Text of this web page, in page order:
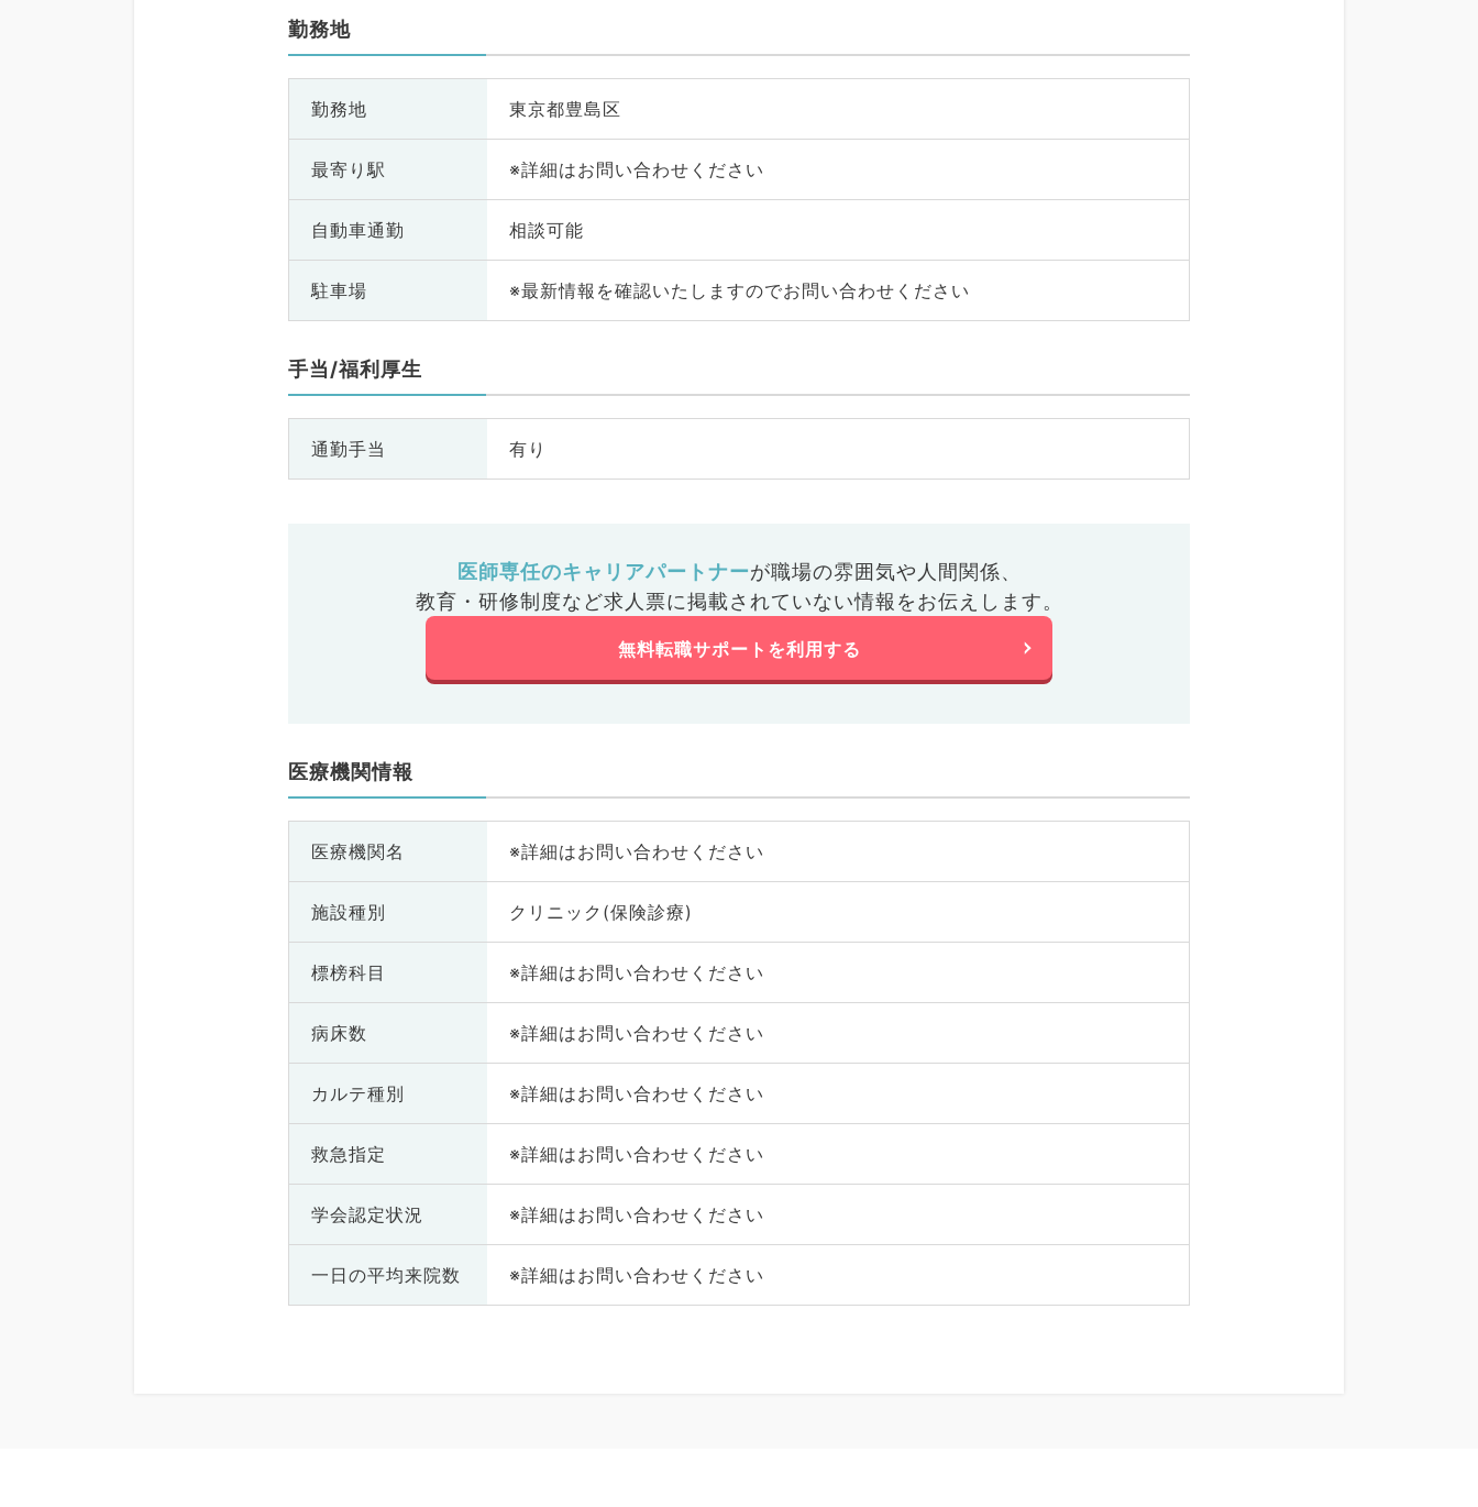
勤務地
勤務地 東京都豊島区
最寄り駅 ※詳細はお問い合わせください
自動車通勤 相談可能
駐車場 ※最新情報を確認いたしますのでお問い合わせください
手当/福利厚生
通勤手当 有り
医師専任のキャリアパートナーが職場の雰囲気や人間関係、
教育・研修制度など求人票に掲載されていない情報をお伝えします。
無料転職サポートを利用する
医療機関情報
医療機関名 ※詳細はお問い合わせください
施設種別 クリニック(保険診療)
標榜科目 ※詳細はお問い合わせください
病床数 ※詳細はお問い合わせください
カルテ種別 ※詳細はお問い合わせください
救急指定 ※詳細はお問い合わせください
学会認定状況 ※詳細はお問い合わせください
一日の平均来院数 ※詳細はお問い合わせください